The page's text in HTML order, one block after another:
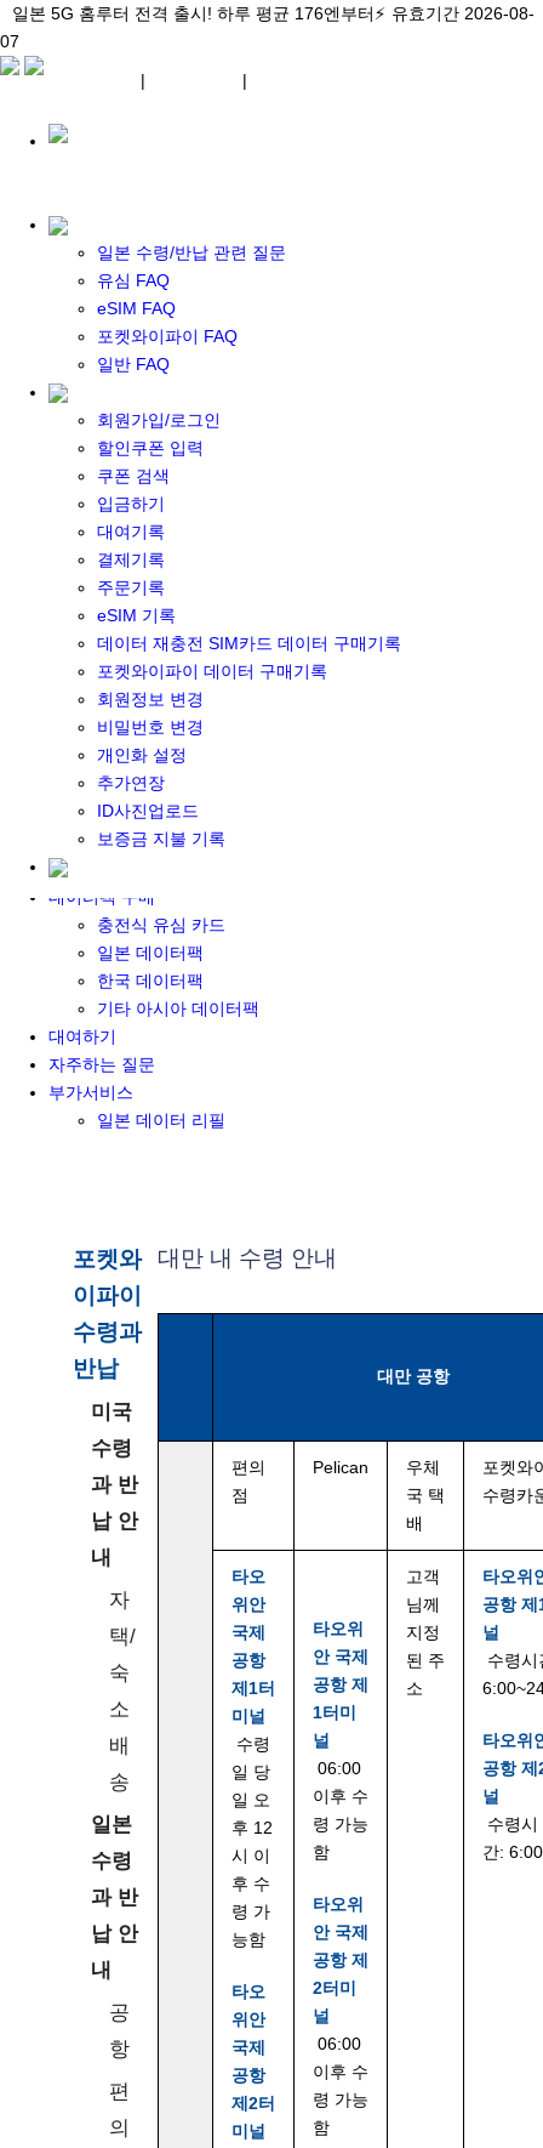
일본 5G 홈루터 전격 출시! 하루 평균 176엔부터⚡ 유효기간 2026-08-
07
일본 수령/반납 관련 질문
유심 FAQ
eSIM FAQ
포켓와이파이 FAQ
일반 FAQ
회원가입/로그인
할인쿠폰 입력
쿠폰 검색
입금하기
대여기록
결제기록
주문기록
eSIM 기록
데이터 재충전 SIM카드 데이터 구매기록
포켓와이파이 데이터 구매기록
회원정보 변경
비밀번호 변경
개인화 설정
추가연장
ID사진업로드
보증금 지불 기록
\아이비디오 eSIM🇯🇵/ 일본 3대 현지망 모두 플랜 완비! 유효기간
2026-08-07
일본 5G 홈루터 전격 출시! 하루 평균 176엔부터⚡ 유효기간 2026-08-
07
| |
포켓 와이파이 대여
일본 와이파이
일본 계약 와이파이
eSIM
일본 eSIM
한국 eSIM
대만 eSIM
기타 아시아 eSIM
eSIM 개통 설명서
포켓와이파이&데이터 구매
포켓와이파이 구매
일본 DATA
기타 아시아 DATA
MACARON DATA
DATA 이용 설명서
유심 구매
일본유심
한국유심
대만유심
기타 아시아 유심
데이터팩 구매
충전식 유심 카드
일본 데이터팩
한국 데이터팩
기타 아시아 데이터팩
대여하기
자주하는 질문
부가서비스
일본 데이터 리필
포켓와
이파이
수령과
반납
미국
수령
과 반
납 안
내
자
택/
숙
소
배
송
일본
수령
과 반
납 안
내
공
항
편
의
대만 내 수령 안내
대만 공항
편의
점
Pelican
우체
국 택
배
포켓와
수령카
타오
위안
국제
공항
제1터
미널
수령
일 당
일 오
후 12
시 이
후 수
령 가
능함
타오
위안
국제
공항
제2터
미널
타오위
안 국제
공항 제
1터미
널
06:00
이후 수
령 가능
함
타오위
안 국제
공항 제
2터미
널
06:00
이후 수
령 가능
함
고객
님께
지정
된 주
소
타오위
공항 제
널
수령시
타오위
공항 제
널
수령시
간: